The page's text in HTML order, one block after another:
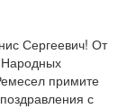
Сергеевич! От
примите
с